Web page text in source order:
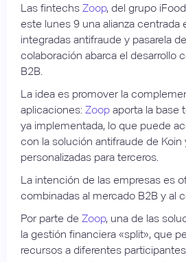
Las fintechs Zoop, del grupo
este lunes 9 una alianza centrada
integradas antifraude y pasarela
colaboración abarca el desarrollo
B2B.
La idea es promover la
aplicaciones: Zoop aporta la base
ya implementada, lo que puede
con la solución antifraude de
personalizadas para terceros.
La intención de las empresas es
combinadas al mercado B2B y al
Por parte de Zoop, una de las
la gestión financiera «split», que
recursos a diferentes